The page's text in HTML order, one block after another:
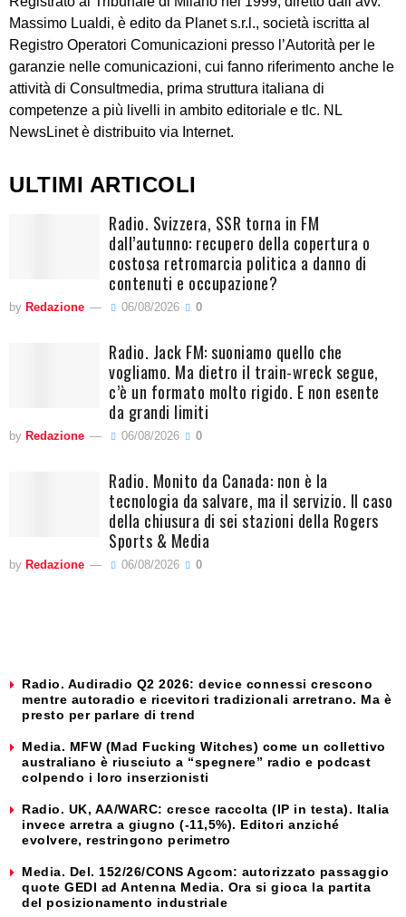
Massimo Lualdi, è edito da Planet s.r.l., società iscritta al
Registro Operatori Comunicazioni presso l’Autorità per le
garanzie nelle comunicazioni, cui fanno riferimento anche le
attività di Consultmedia, prima struttura italiana di
competenze a più livelli in ambito editoriale e tlc. NL
NewsLinet è distribuito via Internet.
ULTIMI ARTICOLI
Radio. Svizzera, SSR torna in FM
dall’autunno: recupero della copertura o
costosa retromarcia politica a danno di
contenuti e occupazione?
by Redazione 06/08/2026 0
Radio. Jack FM: suoniamo quello che
vogliamo. Ma dietro il train-wreck segue,
c’è un formato molto rigido. E non esente
da grandi limiti
by Redazione 06/08/2026 0
Radio. Monito da Canada: non è la
tecnologia da salvare, ma il servizio. Il caso
della chiusura di sei stazioni della Rogers
Sports & Media
by Redazione 06/08/2026 0
Radio. Audiradio Q2 2026: device connessi crescono
mentre autoradio e ricevitori tradizionali arretrano. Ma è
presto per parlare di trend
Media. MFW (Mad Fucking Witches) come un collettivo
australiano è riusciuto a “spegnere” radio e podcast
colpendo i loro inserzionisti
Radio. UK, AA/WARC: cresce raccolta (IP in testa). Italia
invece arretra a giugno (-11,5%). Editori anziché
evolvere, restringono perimetro
Media. Del. 152/26/CONS Agcom: autorizzato passaggio
quote GEDI ad Antenna Media. Ora si gioca la partita
del posizionamento industriale